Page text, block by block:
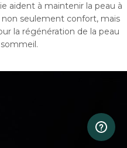
aident à maintenir la peau à
seulement confort, mais
la régénération de la peau